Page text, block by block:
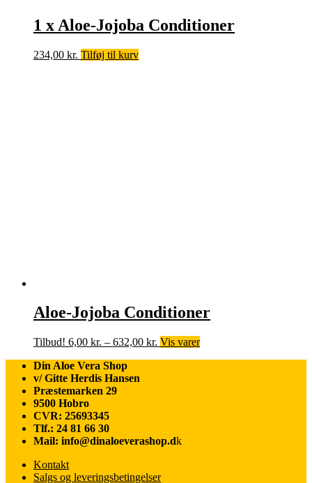
1 x Aloe-Jojoba Conditioner
234,00 kr. Tilføj til kurv
Aloe-Jojoba Conditioner
Tilbud! 6,00 kr. – 632,00 kr. Prisinterval:
Vis varer
Din Aloe Vera Shop
v/ Gitte Herdis Hansen
Præstemarken 29
9500 Hobro
CVR: 25693345
Tlf.: 24 81 66 30
Mail: info@dinaloeverashop.dk
Kontakt
Salgs og leveringsbetingelser